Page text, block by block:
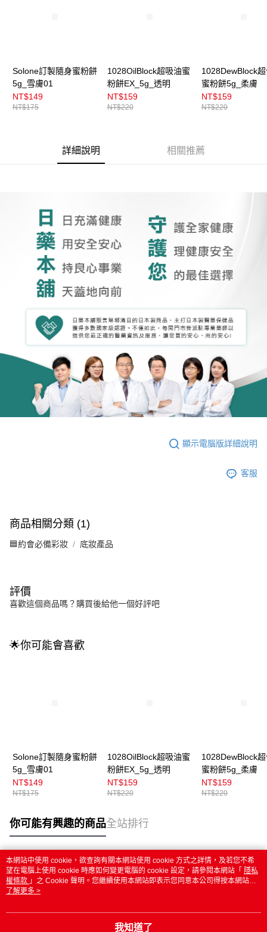
付款後門市自取
每筆NT$100，滿NT$399(含以上)免運費
Solone訂製隨身蜜粉餅
5g_雪膚01
NT$149
NT$175
1028OilBlock超吸油蜜
粉餅EX_5g_透明
NT$159
NT$220
1028DewBlock
蜜粉餅5g_柔膚
NT$159
NT$220
詳細說明 相關推薦
顯示電腦版詳細說明
客服
商品相關分類 (1)
🟦約會必備彩妝 底妝產品
評價
喜歡這個商品嗎？購買後給他一個好評吧
🌟你可能會喜歡
Solone訂製隨身蜜粉餅
5g_雪膚01
NT$149
NT$175
1028OilBlock超吸油蜜
粉餅EX_5g_透明
NT$159
NT$220
1028DewBlock
蜜粉餅5g_柔膚
NT$159
NT$220
你可能有興趣的商品全站排行
熱門標籤
本網站中使用 cookie，欲查詢有關本網站使用 cookie 方式之詳情，及若您不希
望在電腦上使用 cookie 時應如何變更電腦的 cookie 設定，請參閱本網站「 隱私
權條款 」之 Cookie 聲明。您繼續使用本網站即表示您同意本公司得按本網站使
用條款之 Cookie 聲明使用 cookie。
了解更多 >
我知道了